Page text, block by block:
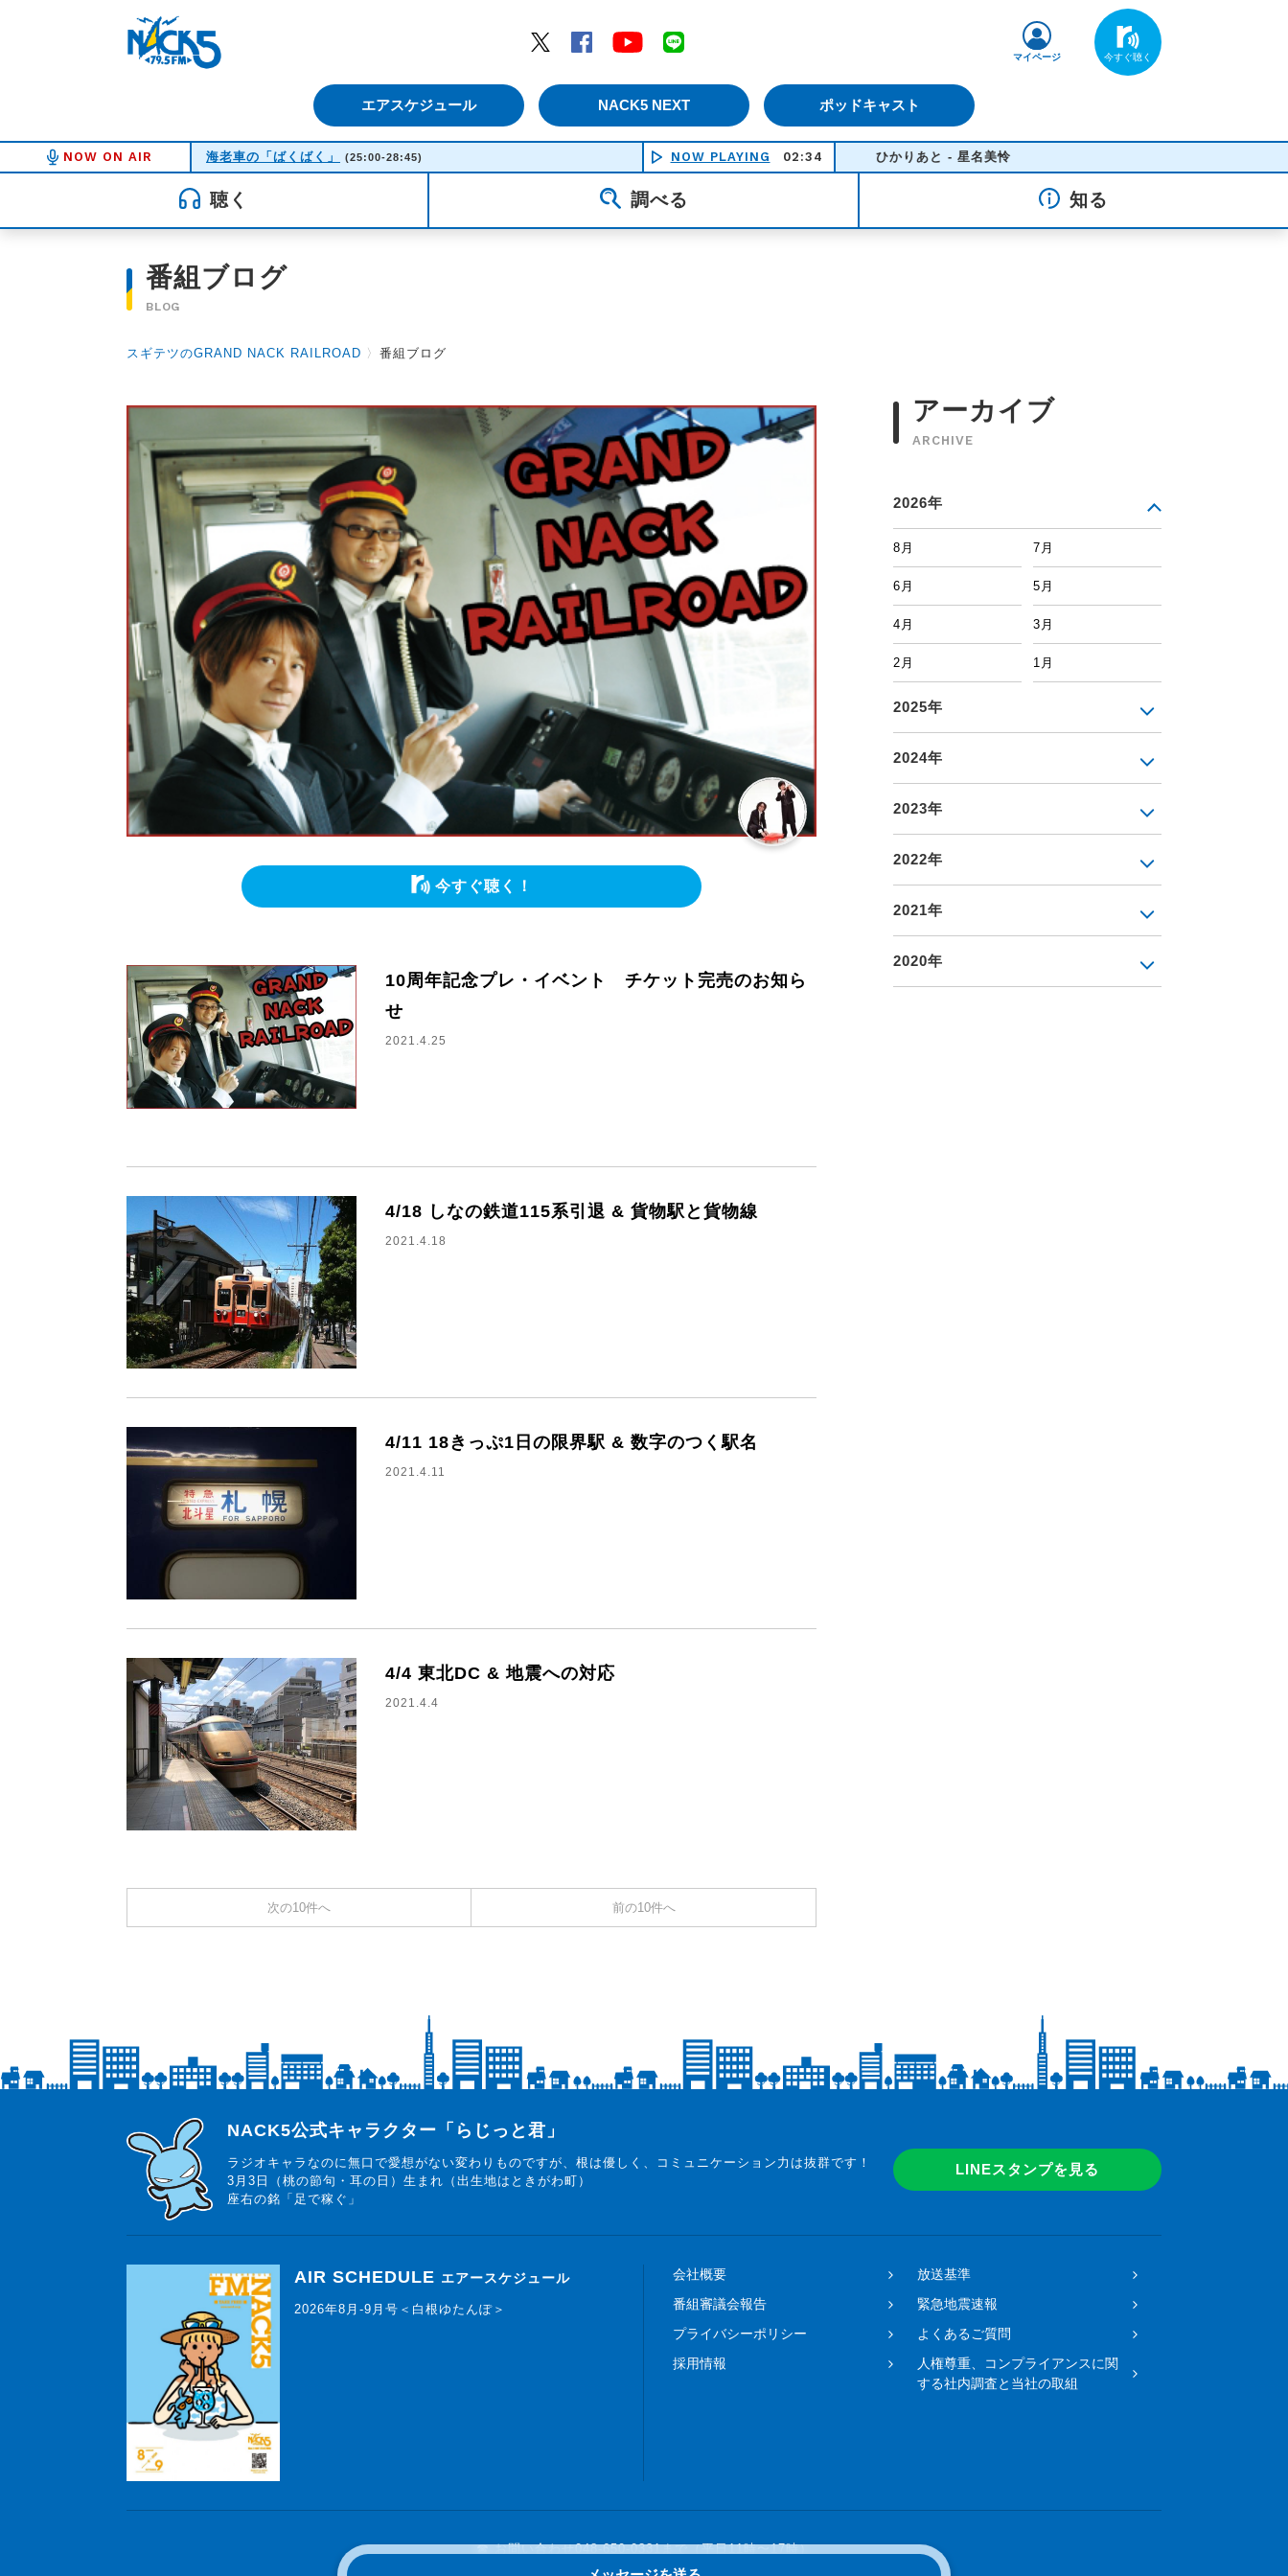
Twitter
Facebook YouTube
エアスケジュール NACK5 NEXT ポッドキャスト
マイページ
NOW ON AIR 海老車の「ばくばく」 (25:00-28:45) NOW PLAYING 02:34 ひかりあと - 星名美怜
聴く 調べる 知る
番組ブログ
BLOG
スギテツのGRAND NACK RAILROAD 〉 番組ブログ
今すぐ聴く！
10周年記念プレ・イベント チケット完売のお知ら
せ
2021.4.25
4/18 しなの鉄道115系引退 & 貨物駅と貨物線
2021.4.18
4/11 18きっぷ1日の限界駅 & 数字のつく駅名
2021.4.11
4/4 東北DC & 地震への対応
2021.4.4
次の10件へ 前の10件へ
アーカイブ
ARCHIVE
2026年
8月 7月
6月 5月
4月 3月
2月 1月
2025年
2024年
2023年
2022年
2021年
2020年
らじっと君
NACK5公式キャラクター「らじっと君」
ラジオキャラなのに無口で愛想がない変わりものですが、根は優しく、コミュニケーション力は抜群です！
3月3日（桃の節句・耳の日）生まれ（出生地はときがわ町）
座右の銘「足で稼ぐ」
LINEスタンプを見る
AIR SCHEDULE エアースケジュール
2026年8月-9月号＜白根ゆたんぽ＞
会社概要
放送基準
番組審議会報告
緊急地震速報
プライバシーポリシー
よくあるご質問
採用情報
人権尊重、コンプライアンスに関
する社内調査と当社の取組
☎ お問い合わせ048-650-0331まで（平日11時〜17時）